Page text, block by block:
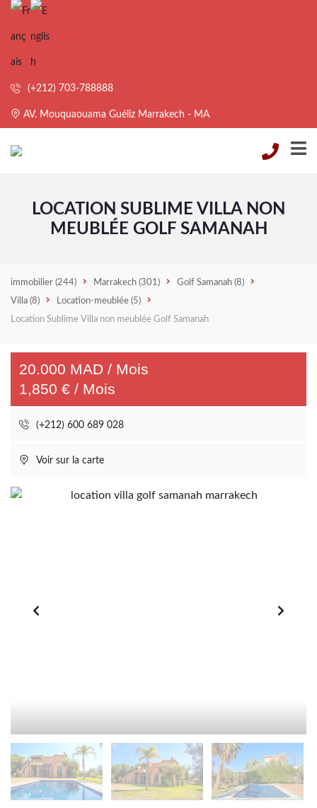
(+212) 703-788888
AV. Mouquaouama Guéliz Marrakech - MA
LOCATION SUBLIME VILLA NON
MEUBLÉE GOLF SAMANAH
immobilier (244) Marrakech (301) Golf Samanah (8)
Villa (8) Location-meublée (5)
Location Sublime Villa non meublée Golf Samanah
20.000 MAD / Mois
1,850 € / Mois
(+212) 600 689 028
Voir sur la carte